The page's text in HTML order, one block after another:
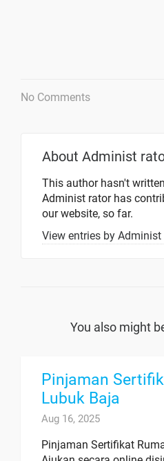
No Comments
About Administ
This author hasn't
Administ ratorhas
our website, so far.
View entries by Administ
You also might
Pinjaman
Lubuk Baja
Aug 16, 2025
Pinjaman Sertifikat